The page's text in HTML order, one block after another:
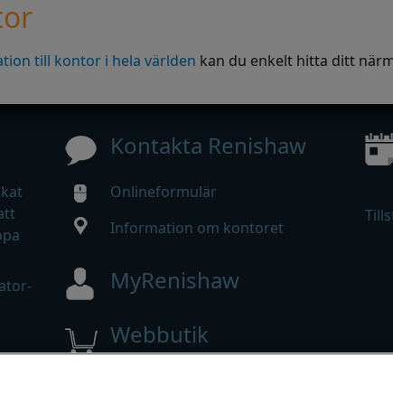
till kontor i hela världen kan du enkelt hitta ditt
Kontakta Renishaw
Onlineformulär
Information om kontoret
MyRenishaw
Webbutik